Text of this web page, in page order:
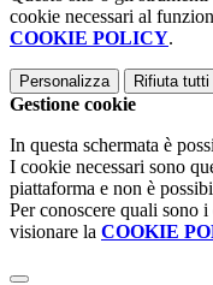
cookie necessari al
COOKIE POLICY.
Personalizza Rifiuta tutti
Gestione cookie
In questa schermata è
I cookie necessari sono
piattaforma e non è
Per conoscere quali sono
visionare la COOKIE